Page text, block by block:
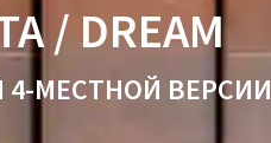
/ DREAM
4-МЕСТНОЙ ВЕРСИИ